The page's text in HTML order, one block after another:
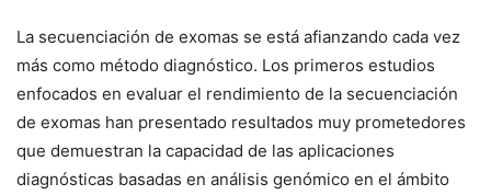
La secuenciación de exomas se está afianzando cada vez
más como método diagnóstico. Los primeros estudios
enfocados en evaluar el rendimiento de la secuenciación
de exomas han presentado resultados muy prometedores
que demuestran la capacidad de las aplicaciones
diagnósticas basadas en análisis genómico en el ámbito